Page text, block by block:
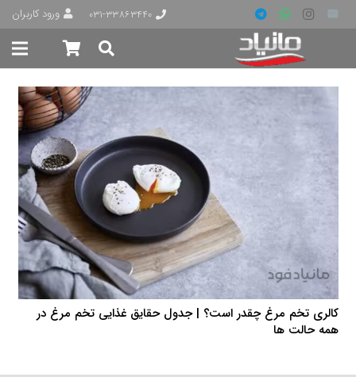
۰۳۱-۳۳۸۶۳۴۴۰ ورود کاربران
کالری تخم مرغ چقدر است؟ | جدول حقایق غذایی تخم مرغ در
همه حالت ها